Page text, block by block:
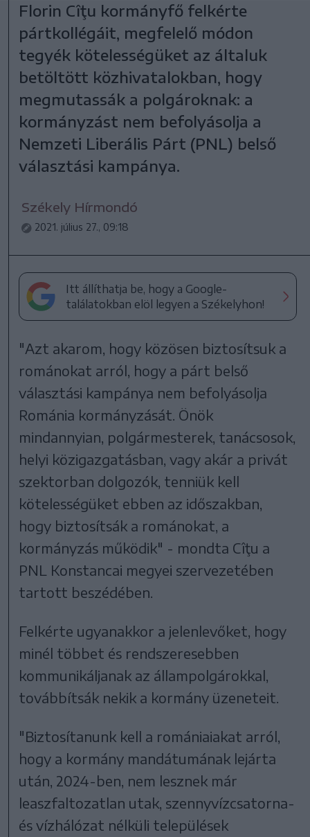
Florin Cîţu kormányfő felkérte
pártkollégáit, megfelelő módon
tegyék kötelességüket az általuk
betöltött közhivatalokban, hogy
megmutassák a polgároknak: a
kormányzást nem befolyásolja a
Nemzeti Liberális Párt (PNL) belső
választási kampánya.
Székely Hírmondó
2021. július 27., 09:18
Itt állíthatja be, hogy a Google-
találatokban elöl legyen a Székelyhon!
"Azt akarom, hogy közösen biztosítsuk a
románokat arról, hogy a párt belső
választási kampánya nem befolyásolja
Románia kormányzását. Önök
mindannyian, polgármesterek, tanácsosok,
helyi közigazgatásban, vagy akár a privát
szektorban dolgozók, tenniük kell
kötelességüket ebben az időszakban,
hogy biztosítsák a románokat, a
kormányzás működik" - mondta Cîţu a
PNL Konstancai megyei szervezetében
tartott beszédében.
Felkérte ugyanakkor a jelenlevőket, hogy
minél többet és rendszeresebben
kommunikáljanak az állampolgárokkal,
továbbítsák nekik a kormány üzeneteit.
"Biztosítanunk kell a romániaiakat arról,
hogy a kormány mandátumának lejárta
után, 2024-ben, nem lesznek már
leaszfaltozatlan utak, szennyvízcsatorna-
és vízhálózat nélküli települések